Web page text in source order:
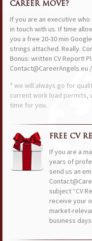
CAREER MOVE?
If you are an executive
in touch with us. If time
you a free 20-30 min
strings attached. Really.
Bonus: written CV Report!
Contact@CareerAngels.eu
* we will always go for
current work load permits,
time for you.
FREE CV
If you are a
years of
send us an
subject “CV
receive your
market-
business days.